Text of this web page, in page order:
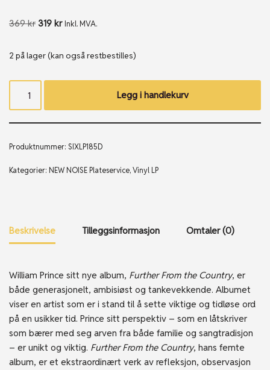
369kr 319 kr Inkl. MVA.
2 på lager (kan også restbestilles)
Legg i handlekurv
Produktnummer: SIXLP185D
Kategorier: NEW NOISE Plateservice,Vinyl LP
Beskrivelse Tilleggsinformasjon Omtaler (0)
William Prince sitt nye album, Further From the Country, er
både generasjonelt, ambisiøst og tankevekkende. Albumet
viser en artist som er i stand til å sette viktige og tidløse ord
på en usikker tid. Prince sitt perspektiv – som en låtskriver
som bærer med seg arven fra både familie og sangtradisjon
– er unikt og viktig. Further From the Country, hans femte
album, er et ekstraordinært verk av refleksjon, observasjon